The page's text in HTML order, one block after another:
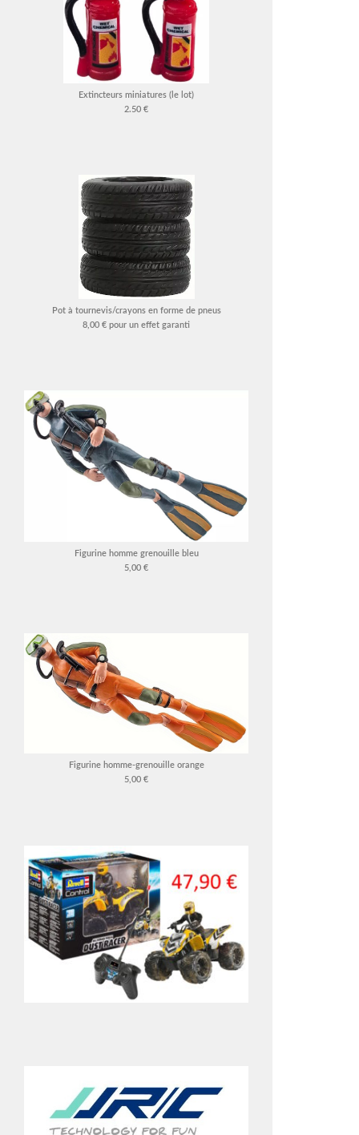
Extincteurs miniatures (le lot)
2.50 €
Pot à tournevis/crayons en forme de pneus
8,00 € pour un effet garanti
Figurine homme grenouille bleu
5,00 €
Figurine homme-grenouille orange
5,00 €